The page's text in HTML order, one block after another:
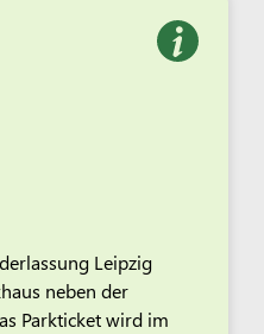
Leipzig
neben der
Parkticket wird im